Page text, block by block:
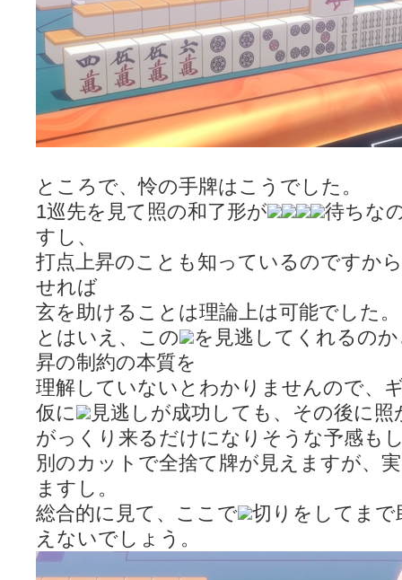
ところで、怜の手牌はこうでした。
1巡先を見て照の和了形が
待ちな
すし、
打点上昇のことも知っているのですか
せれば
玄を助けることは理論上は可能でした。
とはいえ、この
を見逃してくれるの
昇の制約の本質を
理解していないとわかりませんので、
仮に
見逃しが成功しても、その後に照
がっくり来るだけになりそうな予感も
別のカットで全捨て牌が見えますが、
ますし。
総合的に見て、ここで
切りをしてま
えないでしょう。